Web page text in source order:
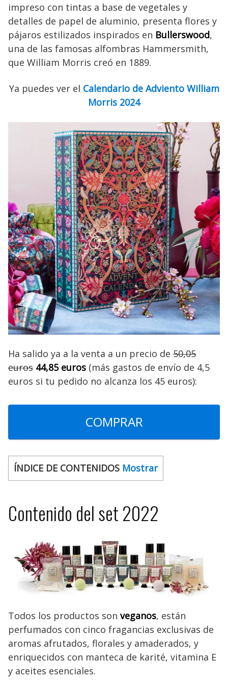
impreso con tintas a base de vegetales y
detalles de papel de aluminio, presenta flores y
pájaros estilizados inspirados en Bullerswood,
una de las famosas alfombras Hammersmith,
que William Morris creó en 1889.
Ya puedes ver el Calendario de Adviento William
Morris 2024
Ha salido ya a la venta a un precio de 50,05
euros 44,85 euros (más gastos de envío de 4,5
euros si tu pedido no alcanza los 45 euros):
COMPRAR
ÍNDICE DE CONTENIDOS Mostrar
Contenido del set 2022
Todos los productos son veganos, están
perfumados con cinco fragancias exclusivas de
aromas afrutados, florales y amaderados, y
enriquecidos con manteca de karité, vitamina E
y aceites esenciales.